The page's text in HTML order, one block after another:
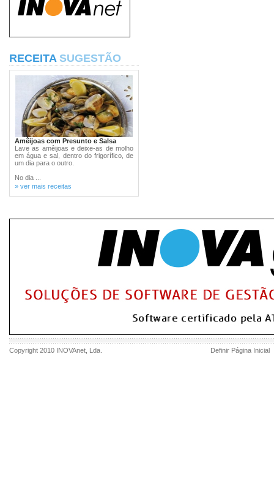
RECEITA SUGESTÃO
Amêijoas com Presunto e Salsa
Lave as amêijoas e deixe-as de molho
em água e sal, dentro do frigorífico, de
um dia para o outro.
No dia ...
» ver mais receitas
Copyright 2010 INOVAnet , Lda. Definir Página Inicial